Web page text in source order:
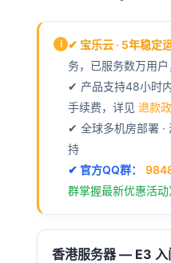
i ✔ 宝乐云 · 5年稳定
务，已服务数万用
✔ 产品支持48小时
手续费，详见 退款
✔ 全球多机房部署 ·
持
✔ 官方QQ群：
群掌握最新优惠活动
香港服务器 — E3 入